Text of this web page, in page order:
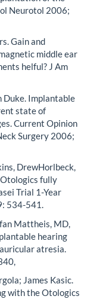
Neurotol 2006;
Gain and
middle ear
helful? J Am
Duke. Implantable
state of
Current Opinion
Surgery 2006;
DrewHorlbeck,
Otologics fully
Trial 1-Year
534-541.
Mattheis, MD,
hearing
atresia.
James Kasic.
with the Otologics